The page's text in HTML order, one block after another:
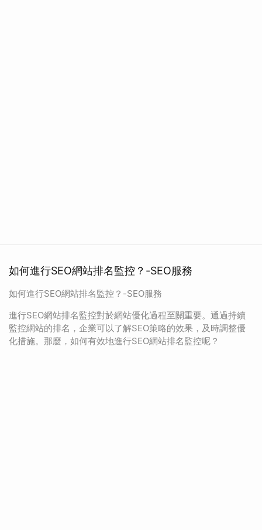
如何進行SEO網站排名監控？-SEO服務
如何進行SEO網站排名監控？-SEO服務
進行SEO網站排名監控對於網站優化過程至關重要。通過持續
監控網站的排名，企業可以了解SEO策略的效果，及時調整優
化措施。那麼，如何有效地進行SEO網站排名監控呢？